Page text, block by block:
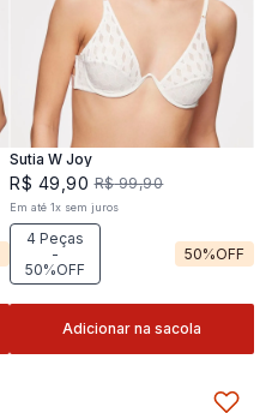
Sutia W Joy
R$ 49 ,90 R$ 99,90
Em até 1x sem juros
4 Peças
-
50%OFF
50%OFF
Adicionar na sacola